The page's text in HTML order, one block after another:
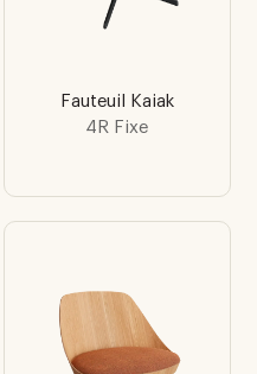
Fauteuil Kaiak
4R Fixe